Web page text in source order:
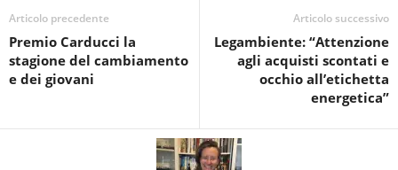
Articolo precedente
Premio Carducci la
stagione del cambiamento
e dei giovani
Articolo successivo
Legambiente: “Attenzione
agli acquisti scontati e
occhio all’etichetta
energetica”